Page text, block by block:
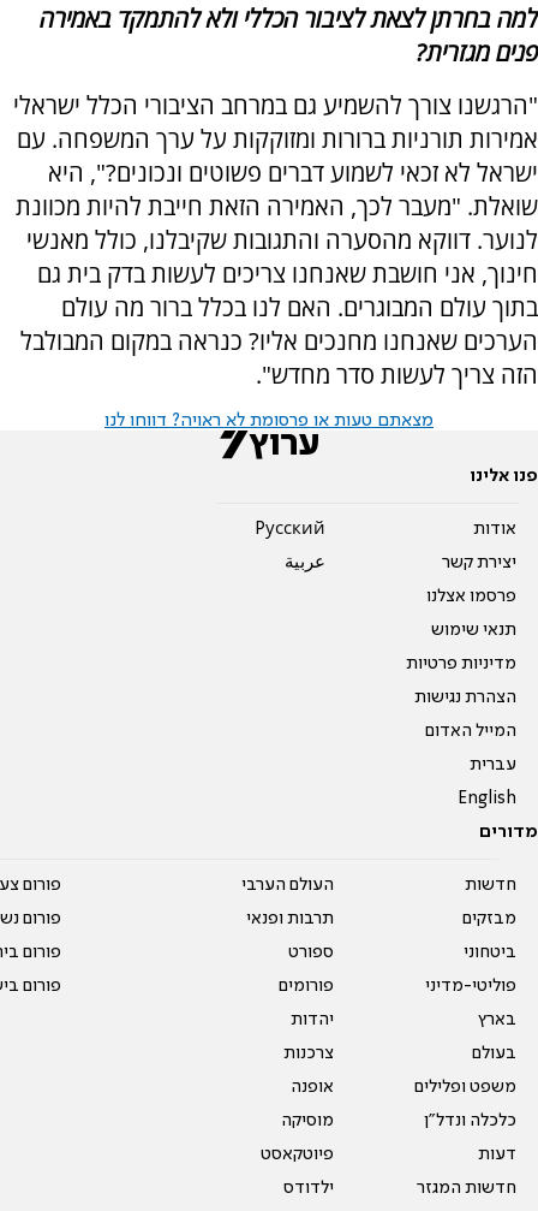
למה בחרתן לצאת לציבור הכללי ולא להתמקד באמירה
פנים מגזרית?
"הרגשנו צורך להשמיע גם במרחב הציבורי הכלל ישראלי
אמירות תורניות ברורות ומזוקקות על ערך המשפחה. עם
ישראל לא זכאי לשמוע דברים פשוטים ונכונים?", היא
שואלת. "מעבר לכך, האמירה הזאת חייבת להיות מכוונת
לנוער. דווקא מהסערה והתגובות שקיבלנו, כולל מאנשי
חינוך, אני חושבת שאנחנו צריכים לעשות בדק בית גם
בתוך עולם המבוגרים. האם לנו בכלל ברור מה עולם
הערכים שאנחנו מחנכים אליו? כנראה במקום המבולבל
הזה צריך לעשות סדר מחדש".
מצאתם טעות או פרסומת לא ראויה? דווחו לנו
פנו אלינו
אודות
יצירת קשר
פרסמו אצלנו
תנאי שימוש
מדיניות פרטיות
הצהרת נגישות
המייל האדום
עברית
English
Pусский
عربية
מדורים
חדשות
מבזקים
ביטחוני
פוליטי-מדיני
בארץ
בעולם
משפט ופלילים
כלכלה ונדל"ן
דעות
חדשות המגזר
העולם הערבי
תרבות ופנאי
ספורט
פורומים
יהדות
צרכנות
אופנה
מוסיקה
פיוטקאסט
ילדודס
פורום
פורום
פורום
פורום